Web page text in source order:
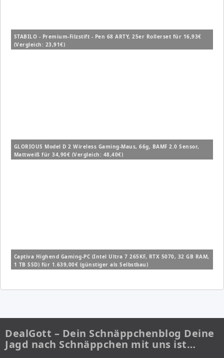
STABILO - Premium-Filzstift - Pen 68 ARTY, 25er Rollerset für 16,93€
(Vergleich: 23,91€)
GLORIOUS Model D 2 Wireless Gaming-Maus, 66g, BAMF 2.0 Sensor,
Mattweiß für 34,90€ (Vergleich: 48,40€)
Captiva Highend Gaming-PC (Intel Ultra 7 265KF, RTX 5070, 32 GB RAM,
1 TB SSD) für 1.639,00€ (günstiger als Selbstbau)
DealGott – Dein Schnäppchenblog Deine
Jagd nach Schnäppchen mit uns ist…